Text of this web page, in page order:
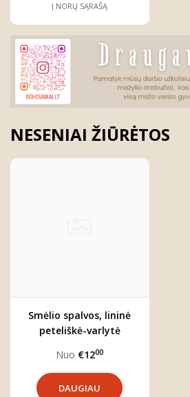
Į NORŲ SĄRAŠĄ
NESENIAI ŽIŪRĖTOS
Smėlio spalvos, lininė
peteliškė-varlytė
Nuo €1200
DAUGIAU